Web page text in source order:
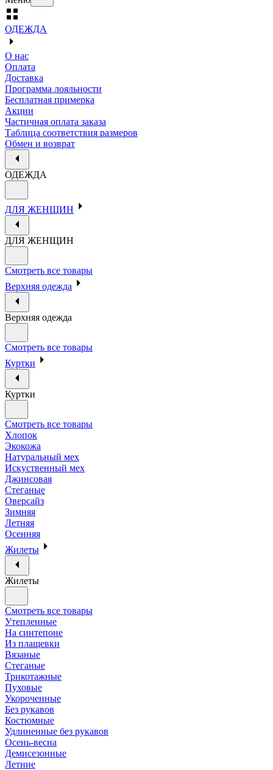
ОДЕЖДА
О нас
Оплата
Доставка
Программа лояльности
Бесплатная примерка
Акции
Частичная оплата заказа
Таблица соответствия размеров
Обмен и возврат
ОДЕЖДА
ДЛЯ ЖЕНЩИН
ДЛЯ ЖЕНЩИН
Смотреть все товары
Верхняя одежда
Верхняя одежда
Смотреть все товары
Куртки
Куртки
Смотреть все товары
Хлопок
Экокожа
Натуральный мех
Искуственный мех
Джинсовая
Стеганые
Оверсайз
Зимняя
Летняя
Осенняя
Жилеты
Жилеты
Смотреть все товары
Утепленные
На синтепоне
Из плащевки
Вязаные
Стеганые
Трикотажные
Пуховые
Укороченные
Без рукавов
Костюмные
Удлиненные без рукавов
Осень-весна
Демисезонные
Летние